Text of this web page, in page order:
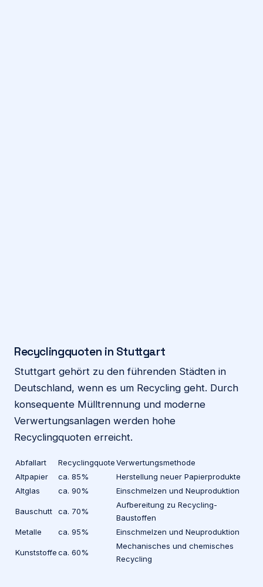
Recyclingquoten in Stuttgart
Stuttgart gehört zu den führenden Städten in
Deutschland, wenn es um Recycling geht. Durch
konsequente Mülltrennung und moderne
Verwertungsanlagen werden hohe
Recyclingquoten erreicht.
Abfallart RecyclingquoteVerwertungsmethode
Altpapier
ca. 85%
Herstellung neuer Papierprodukte
Altglas
ca. 90% Einschmelzen und Neuproduktion
Bauschutt ca. 70%
Aufbereitung zu Recycling-
Baustoffen
Metalle
ca. 95% Einschmelzen und Neuproduktion
Kunststoffeca. 60%
Mechanisches und chemisches
Recycling